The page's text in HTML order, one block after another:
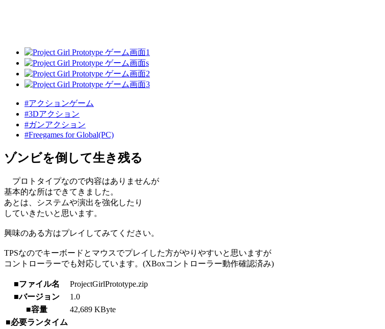
#アクションゲーム
#3Dアクション
#ガンアクション
#Freegames for Global(PC)
ゾンビを倒して生き残る
プロトタイプなので内容はありませんが
基本的な所はできてきました。
あとは、システムや演出を強化したり
していきたいと思います。
興味のある方はプレイしてみてください。
TPSなのでキーボードとマウスでプレイした方がやりやすいと思いますが
コントローラーでも対応しています。(XBoxコントローラー動作確認済み)
■ファイル名
ProjectGirlPrototype.zip
■バージョン
1.0
■容量
42,689 KByte
■必要ランタイム